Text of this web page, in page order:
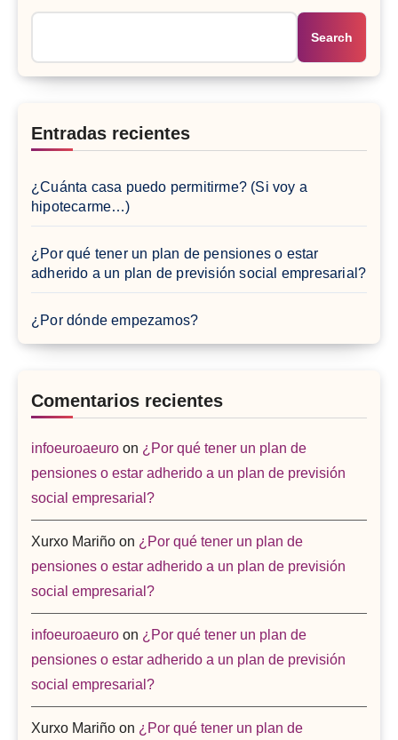
Search
Entradas recientes
¿Cuánta casa puedo permitirme? (Si voy a
hipotecarme…)
¿Por qué tener un plan de pensiones o estar
adherido a un plan de previsión social empresarial?
¿Por dónde empezamos?
Comentarios recientes
infoeuroaeuro on ¿Por qué tener un plan de
pensiones o estar adherido a un plan de previsión
social empresarial?
Xurxo Mariño on ¿Por qué tener un plan de
pensiones o estar adherido a un plan de previsión
social empresarial?
infoeuroaeuro on ¿Por qué tener un plan de
pensiones o estar adherido a un plan de previsión
social empresarial?
Xurxo Mariño on ¿Por qué tener un plan de